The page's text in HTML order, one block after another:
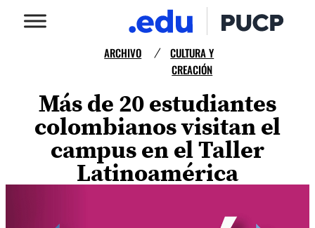
ARCHIVO /
CULTURA Y
CREACIÓN
Más de 20 estudiantes
colombianos visitan el
campus en el Taller
Latinoamérica